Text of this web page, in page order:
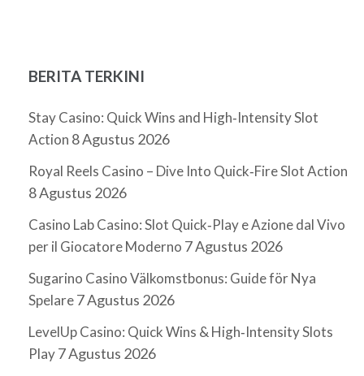
BERITA TERKINI
Stay Casino: Quick Wins and High‑Intensity Slot
Action 8 Agustus 2026
Royal Reels Casino – Dive Into Quick‑Fire Slot Action
8 Agustus 2026
Casino Lab Casino: Slot Quick‑Play e Azione dal Vivo
per il Giocatore Moderno 7 Agustus 2026
Sugarino Casino Välkomstbonus: Guide för Nya
Spelare7 Agustus 2026
LevelUp Casino: Quick Wins & High‑Intensity Slots
Play7 Agustus 2026